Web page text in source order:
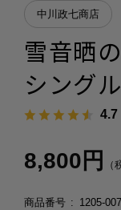
中川政七商店
雪音晒
シングル
4.7
8,800円 （
商品番号
1205-